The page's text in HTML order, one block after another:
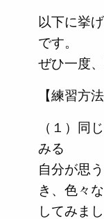
以下に挙
です。
ぜひ一度
【練習方法
（１）同
みる
自分が思
き、色々
してみまし